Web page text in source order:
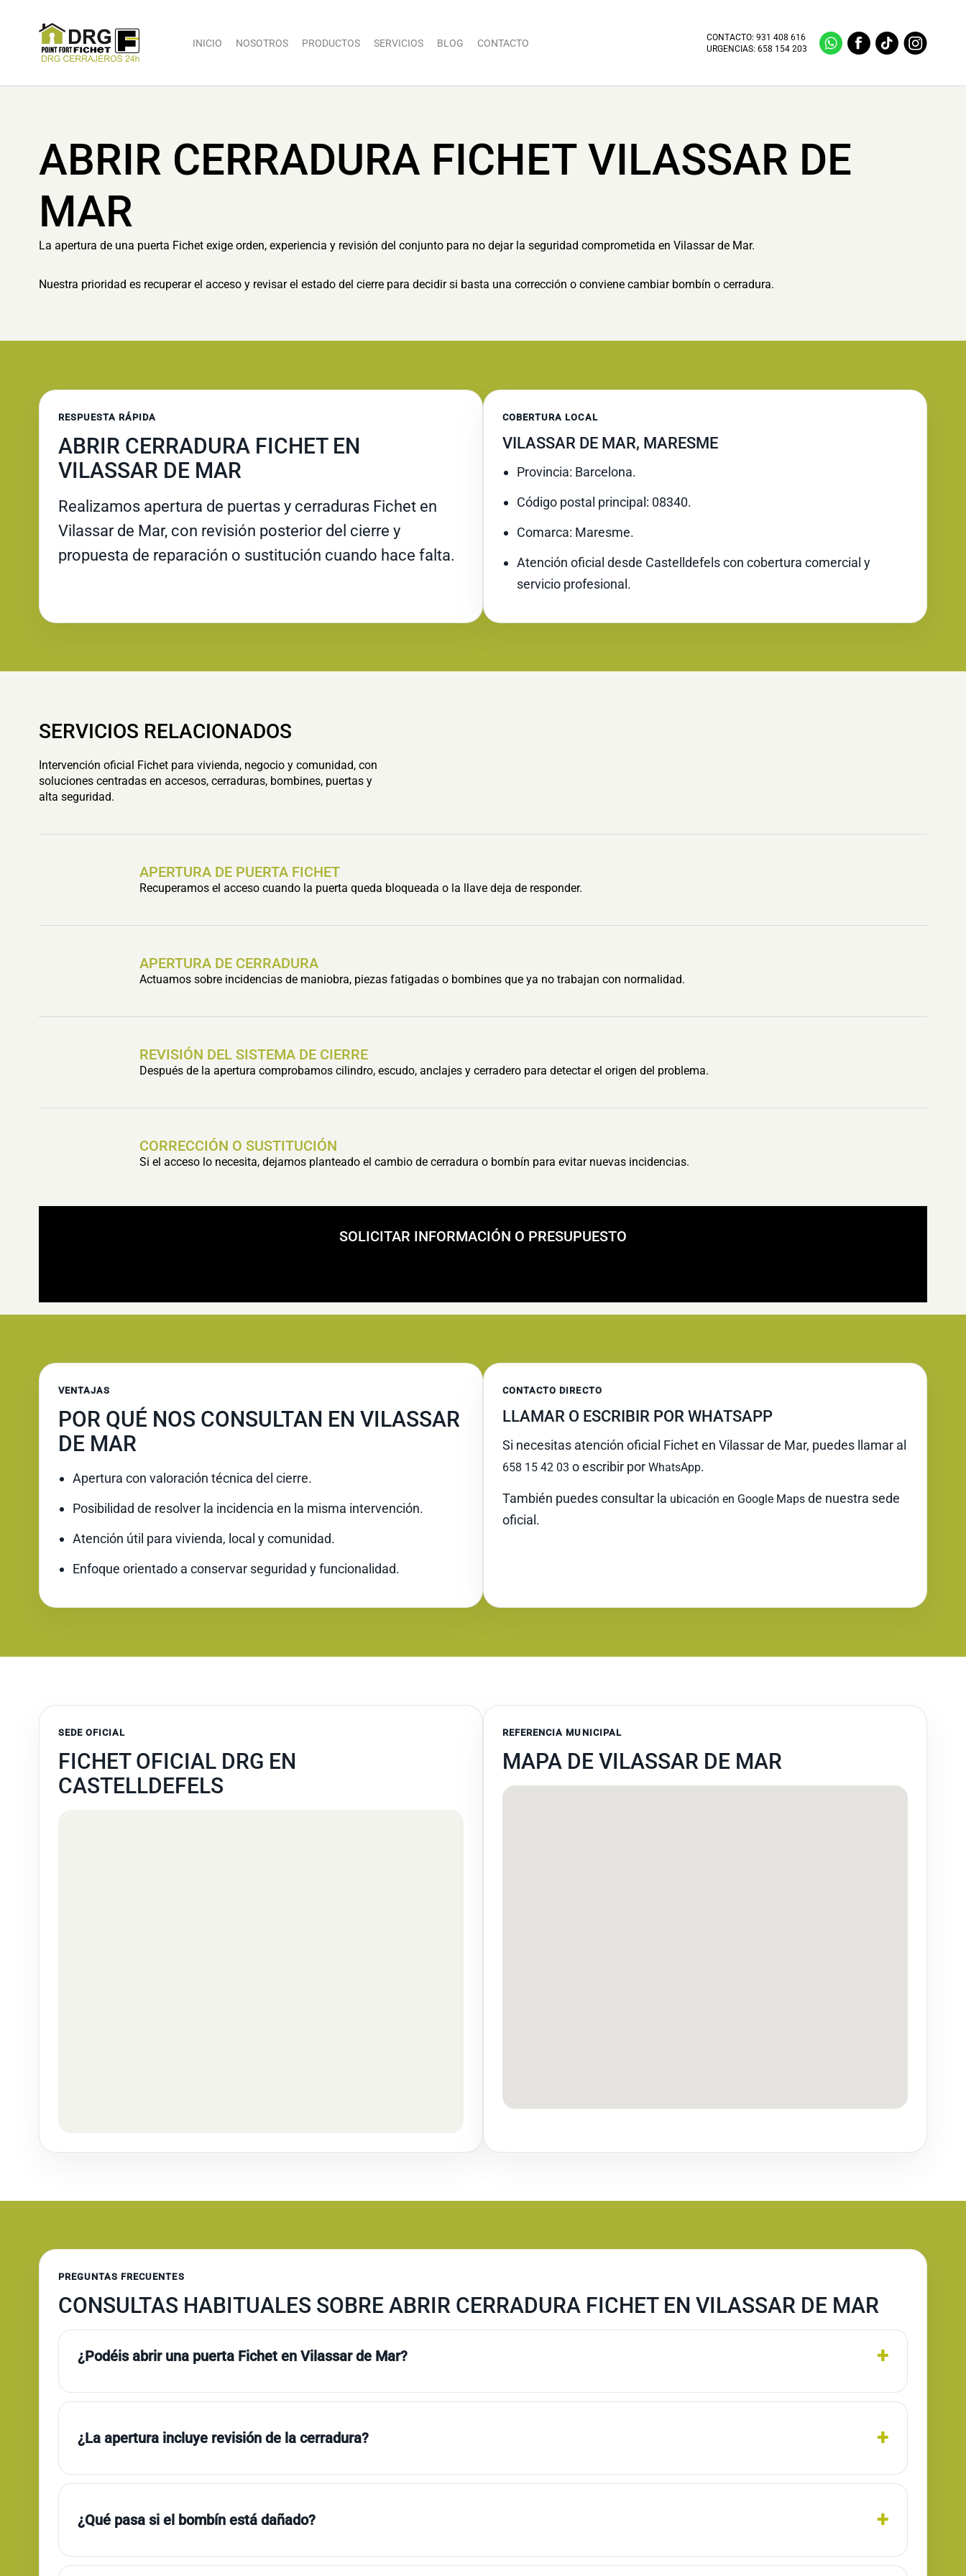
INICIO NOSOTROS PRODUCTOS SERVICIOS BLOG CONTACTO
CONTACTO:931 408 616
URGENCIAS:658 154 203
ABRIR CERRADURA FICHET VILASSAR DE
MAR
La apertura de una puerta Fichet exige orden, experiencia y revisión del conjunto para no dejar la seguridad comprometida en Vilassar de Mar.
Nuestra prioridad es recuperar el acceso y revisar el estado del cierre para decidir si basta una corrección o conviene cambiar bombín o cerradura.
RESPUESTA RÁPIDA
ABRIR CERRADURA FICHET EN
VILASSAR DE MAR
Realizamos apertura de puertas y cerraduras Fichet en
Vilassar de Mar, con revisión posterior del cierre y
propuesta de reparación o sustitución cuando hace falta.
COBERTURA LOCAL
VILASSAR DE MAR, MARESME
Provincia: Barcelona.
Código postal principal: 08340.
Comarca: Maresme.
Atención oficial desde Castelldefels con cobertura comercial y
servicio profesional.
SERVICIOS RELACIONADOS
Intervención oficial Fichet para vivienda, negocio y comunidad, con
soluciones centradas en accesos, cerraduras, bombines, puertas y
alta seguridad.
APERTURA DE PUERTA FICHET
Recuperamos el acceso cuando la puerta queda bloqueada o la llave deja de responder.
APERTURA DE CERRADURA
Actuamos sobre incidencias de maniobra, piezas fatigadas o bombines que ya no trabajan con normalidad.
REVISIÓN DEL SISTEMA DE CIERRE
Después de la apertura comprobamos cilindro, escudo, anclajes y cerradero para detectar el origen del problema.
CORRECCIÓN O SUSTITUCIÓN
Si el acceso lo necesita, dejamos planteado el cambio de cerradura o bombín para evitar nuevas incidencias.
SOLICITAR INFORMACIÓN O PRESUPUESTO
VENTAJAS
POR QUÉ NOS CONSULTAN EN VILASSAR
DE MAR
Apertura con valoración técnica del cierre.
Posibilidad de resolver la incidencia en la misma intervención.
Atención útil para vivienda, local y comunidad.
Enfoque orientado a conservar seguridad y funcionalidad.
CONTACTO DIRECTO
LLAMAR O ESCRIBIR POR WHATSAPP
Si necesitas atención oficial Fichet en Vilassar de Mar, puedes llamar al
658 15 42 03 o escribir por WhatsApp.
También puedes consultar la ubicación en Google Maps de nuestra sede
oficial.
SEDE OFICIAL
FICHET OFICIAL DRG EN
CASTELLDEFELS
REFERENCIA MUNICIPAL
MAPA DE VILASSAR DE MAR
PREGUNTAS FRECUENTES
CONSULTAS HABITUALES SOBRE ABRIR CERRADURA FICHET EN VILASSAR DE MAR
¿Podéis abrir una puerta Fichet en Vilassar de Mar?
¿La apertura incluye revisión de la cerradura?
¿Qué pasa si el bombín está dañado?